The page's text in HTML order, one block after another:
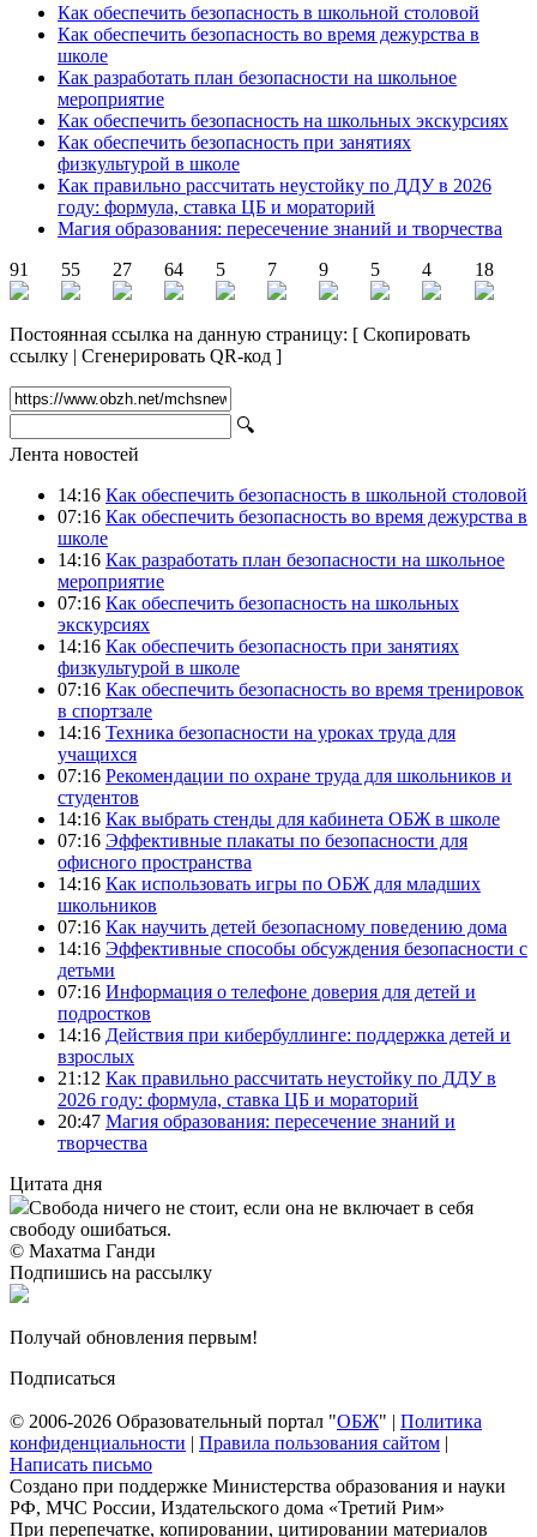
Как обеспечить безопасность в школьной столовой
Как обеспечить безопасность во время дежурства в
школе
Как разработать план безопасности на школьное
мероприятие
Как обеспечить безопасность на школьных экскурсиях
Как обеспечить безопасность при занятиях
физкультурой в школе
Как правильно рассчитать неустойку по ДДУ в 2026
году: формула, ставка ЦБ и мораторий
Магия образования: пересечение знаний и творчества
91
55 27 64 5 7 9 5 4 18
Постоянная ссылка на данную страницу: [ Скопировать
ссылку | Сгенерировать QR-код ]
🔍
Лента новостей
14:16 Как обеспечить безопасность в школьной столовой
07:16 Как обеспечить безопасность во время дежурства в
школе
14:16 Как разработать план безопасности на школьное
мероприятие
07:16 Как обеспечить безопасность на школьных
экскурсиях
14:16 Как обеспечить безопасность при занятиях
физкультурой в школе
07:16 Как обеспечить безопасность во время тренировок
в спортзале
14:16 Техника безопасности на уроках труда для
учащихся
07:16 Рекомендации по охране труда для школьников и
студентов
14:16 Как выбрать стенды для кабинета ОБЖ в школе
07:16 Эффективные плакаты по безопасности для
офисного пространства
14:16 Как использовать игры по ОБЖ для младших
школьников
07:16 Как научить детей безопасному поведению дома
14:16 Эффективные способы обсуждения безопасности с
детьми
07:16 Информация о телефоне доверия для детей и
подростков
14:16 Действия при кибербуллинге: поддержка детей и
взрослых
21:12 Как правильно рассчитать неустойку по ДДУ в
2026 году: формула, ставка ЦБ и мораторий
20:47 Магия образования: пересечение знаний и
творчества
Цитата дня
Свобода ничего не стоит, если она не включает в себя
свободу ошибаться.
© Махатма Ганди
Подпишись на рассылку
Получай обновления первым!
Подписаться
© 2006-2026 Образовательный портал "ОБЖ" | Политика
конфиденциальности | Правила пользования сайтом |
Написать письмо
Создано при поддержке Министерства образования и науки
РФ, МЧС России, Издательского дома «Третий Рим»
При перепечатке, копировании, цитировании материалов